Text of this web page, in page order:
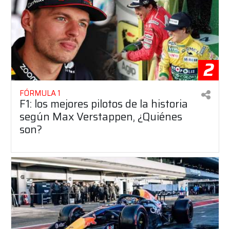
2
FÓRMULA 1
F1: los mejores pilotos de la historia
según Max Verstappen, ¿Quiénes
son?